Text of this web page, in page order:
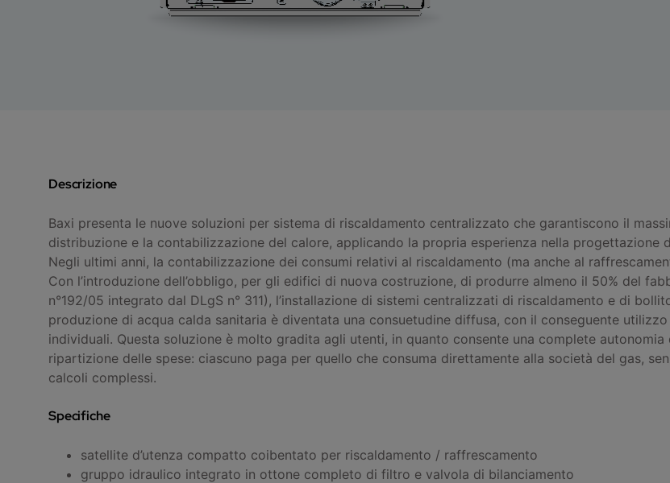
Descrizione
Baxi presenta le nuove soluzioni per sistema di riscaldamento centralizzato che garantiscono il
distribuzione e la contabilizzazione del calore, applicando la propria esperienza nella progettazione
Negli ultimi anni, la contabilizzazione dei consumi relativi al riscaldamento (ma anche al
Con l’introduzione dell’obbligo, per gli edifici di nuova costruzione, di produrre almeno il 50% del
n°192/05 integrato dal DLgS n° 311), l’installazione di sistemi centralizzati di riscaldamento e di
produzione di acqua calda sanitaria è diventata una consuetudine diffusa, con il conseguente
individuali. Questa soluzione è molto gradita agli utenti, in quanto consente una complete
ripartizione delle spese: ciascuno paga per quello che consuma direttamente alla società del gas,
calcoli complessi.
Specifiche
satellite d’utenza compatto coibentato per riscaldamento / raffrescamento
gruppo idraulico integrato in ottone completo di filtro e valvola di bilanciamento